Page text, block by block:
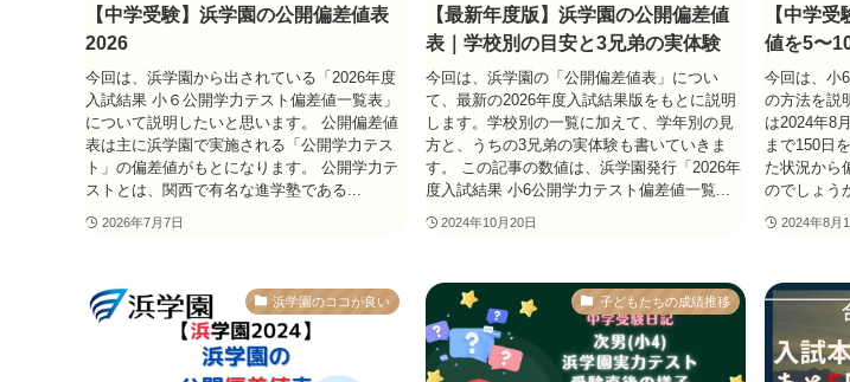
【中学受験】浜学園の公開偏差値表
2026
今回は、浜学園から出されている「2026年度
入試結果 小６公開学力テスト偏差値一覧表」
について説明したいと思います。 公開偏差値
表は主に浜学園で実施される「公開学力テス
ト」の偏差値がもとになります。 公開学力テ
ストとは、関西で有名な進学塾である...
2026年7月7日
【最新年度版】浜学園の公開偏差値
表｜学校別の目安と3兄弟の実体験
今回は、浜学園の「公開偏差値表」につい
て、最新の2026年度入試結果版をもとに説明
します。学校別の一覧に加えて、学年別の見
方と、うちの3兄弟の実体験も書いていきま
す。 この記事の数値は、浜学園発行「2026年
度入試結果 小6公開学力テスト偏差値一覧...
2024年10月20日
【中学
値を5〜
今回は、小
の方法を説
は2024年8
まで150日
た状況から
のでしょう
2024年8月
浜学園のココが良い 子どもたちの成績推移